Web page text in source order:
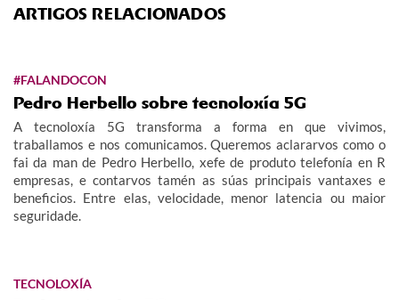
ARTIGOS RELACIONADOS
#FALANDOCON
Pedro Herbello sobre tecnoloxía 5G
A tecnoloxía 5G transforma a forma en que vivimos,
traballamos e nos comunicamos. Queremos aclararvos como o
fai da man de Pedro Herbello, xefe de produto telefonía en R
empresas, e contarvos tamén as súas principais vantaxes e
beneficios. Entre elas, velocidade, menor latencia ou maior
seguridade.
TECNOLOXÍA